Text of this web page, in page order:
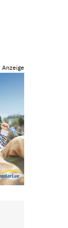
Anzeige